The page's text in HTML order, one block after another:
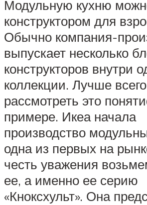
Модульную кухню
конструктором для
Обычно компания-
выпускает несколько
конструкторов внутри
коллекции. Лучше всего
рассмотреть это
примере. Икеа начала
производство
одна из первых на
честь уважения
ее, а именно ее серию
«Кноксхульт». Она